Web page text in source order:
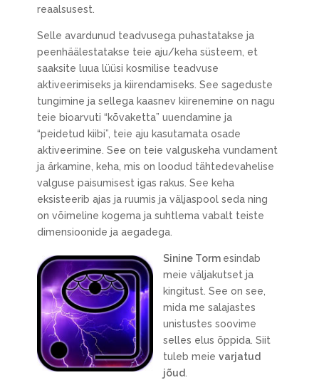
reaalsusest.
Selle avardunud teadvusega puhastatakse ja
peenhäälestatakse teie aju/keha süsteem, et
saaksite luua lüüsi kosmilise teadvuse
aktiveerimiseks ja kiirendamiseks. See sageduste
tungimine ja sellega kaasnev kiirenemine on nagu
teie bioarvuti “kõvaketta” uuendamine ja
“peidetud kiibi”, teie aju kasutamata osade
aktiveerimine. See on teie valguskeha vundament
ja ärkamine, keha, mis on loodud tähtedevahelise
valguse paisumisest igas rakus. See keha
eksisteerib ajas ja ruumis ja väljaspool seda ning
on võimeline kogema ja suhtlema vabalt teiste
dimensioonide ja aegadega.
Sinine Torm esindab
meie väljakutset ja
kingitust. See on see,
mida me salajastes
unistustes soovime
selles elus õppida. Siit
tuleb meie varjatud
jõud.